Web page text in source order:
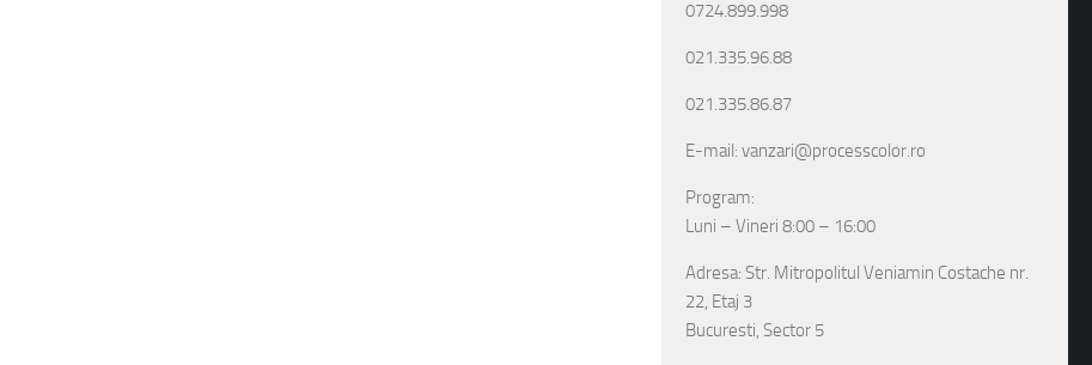
0724.899.998
021.335.96.88
021.335.86.87
E-mail: vanzari@processcolor.ro
Program:
Luni – Vineri 8:00 – 16:00
Adresa: Str. Mitropolitul Veniamin Costache nr.
22, Etaj 3
Bucuresti, Sector 5